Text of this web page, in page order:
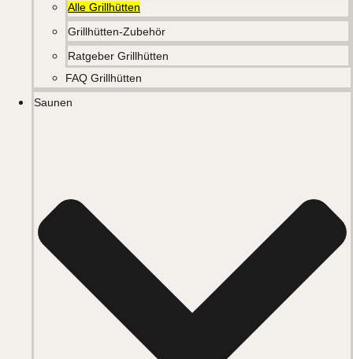
Alle Grillhütten
Grillhütten-Zubehör
Ratgeber Grillhütten
FAQ Grillhütten
Saunen